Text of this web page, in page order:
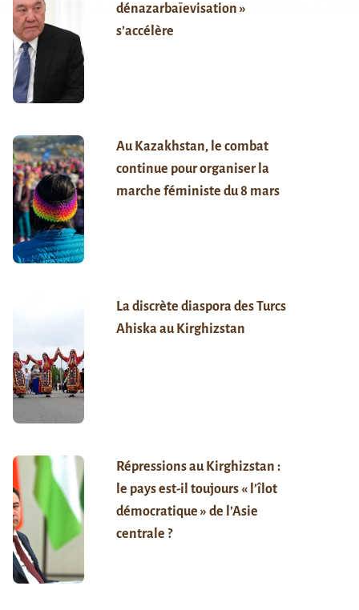
dénazarbaïevisation »
s’accélère
Au Kazakhstan, le combat
continue pour organiser la
marche féministe du 8 mars
La discrète diaspora des Turcs
Ahiska au Kirghizstan
Répressions au Kirghizstan :
le pays est-il toujours « l’îlot
démocratique » de l’Asie
centrale ?